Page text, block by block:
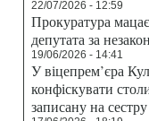
22/07/2026 - 12:59
Прокуратура
депутата за
19/06/2026 - 14:41
У віцепрем’єра
конфіскувати
записану на сестру